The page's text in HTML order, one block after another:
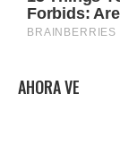
AHORA VE